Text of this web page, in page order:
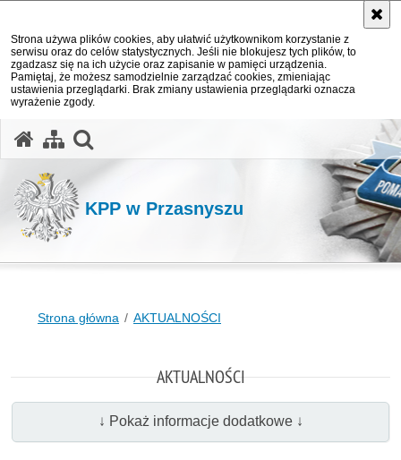
Strona używa plików cookies, aby ułatwić użytkownikom korzystanie z
serwisu oraz do celów statystycznych. Jeśli nie blokujesz tych plików, to
zgadzasz się na ich użycie oraz zapisanie w pamięci urządzenia.
Pamiętaj, że możesz samodzielnie zarządzać cookies, zmieniając
ustawienia przeglądarki. Brak zmiany ustawienia przeglądarki oznacza
wyrażenie zgody.
KPP w Przasnyszu
Strona główna AKTUALNOŚCI
AKTUALNOŚCI
↓ Pokaż informacje dodatkowe ↓